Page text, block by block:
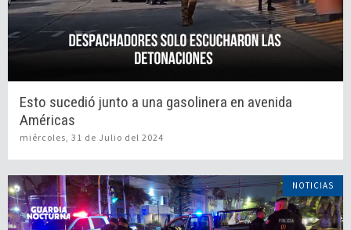
Esto sucedió junto a una gasolinera en avenida
Américas
miércoles, 31 de Julio del 2024
NOTICIAS